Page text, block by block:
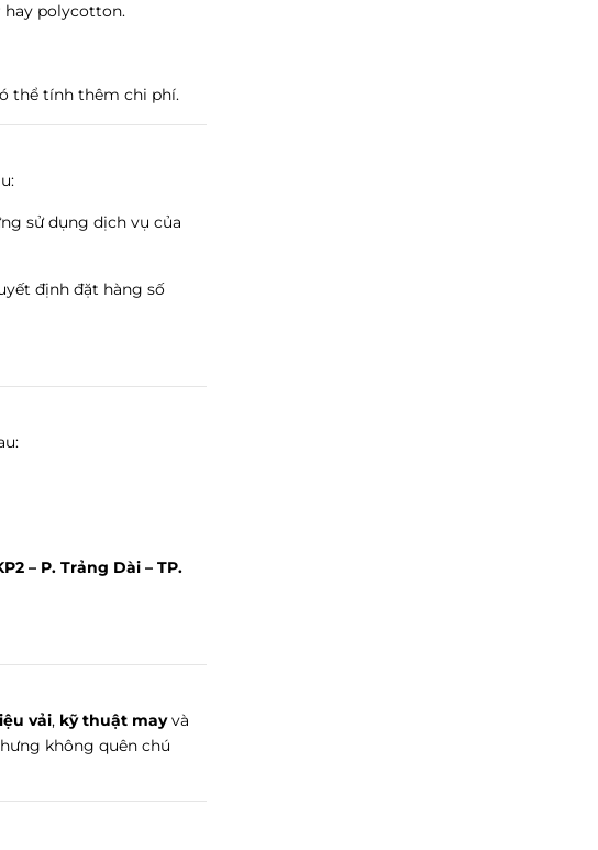
hay polycotton.
thể tính thêm chi phí.
sử dụng dịch vụ của
định đặt hàng số
– P. Trảng Dài – TP.
vải, kỹ thuật mayvà
không quên chú